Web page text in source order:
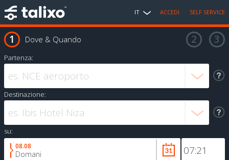
IT ACCEDI SELF SERVICE
Dove & Quando
Partenza:
Destinazione:
su:
08.08
Domani